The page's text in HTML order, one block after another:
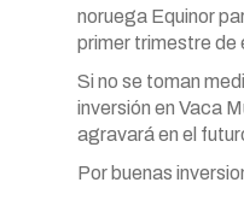
noruega Equinor
primer trimestre de
Si no se toman
inversión en Vaca
agravará en el
Por buenas